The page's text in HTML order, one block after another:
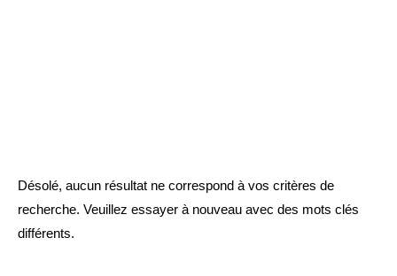
Désolé, aucun résultat ne correspond à vos critères de
recherche. Veuillez essayer à nouveau avec des mots clés
différents.